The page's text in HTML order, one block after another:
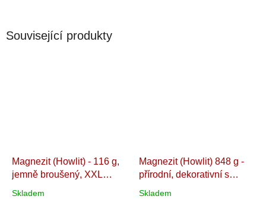
Související produkty
Magnezit (Howlit) - 116 g,
jemně broušený, XXL
Skladem
Magnezit (Howlit) 848 g -
přírodní, dekorativní s
Skladem